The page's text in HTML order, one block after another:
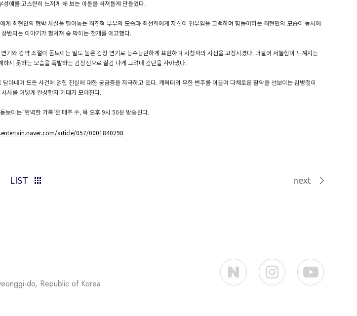
애를 고스란히 느끼게 해 보는 이들을 빠져들게 만들었다.
최현민의 협박 사실을 털어놓는 최진혁 부부의 모습과 최선희에게 자신이 친부임을 고백하며 힘들어하는 최현민의 모습이 동시에
반되는 이야기가 펼쳐져 숨 막히는 전개를 예고했다.
와 강약 조절이 돋보이는 밀도 높은 감정 연기로 능수능란하게 표현하며 시청자의 시선을 고정시켰다. 더불어 서늘함이 느껴지는
지 못하는 모습을 폭발하는 감정선으로 실감 나게 그려내 감탄을 자아냈다.
아내며 모든 사건에 얽힌 진실에 대한 궁금증을 자극하고 있다. 캐릭터의 무한 변주를 이끌며 다채로운 활약을 선보이는 김병철이
사를 어떻게 완성할지 기대가 모아진다.
보이는 ‘완벽한 가족’은 매주 수, 목 오후 9시 50분 방송된다.
article/057/0001840298
LIST next
do, Republic of Korea